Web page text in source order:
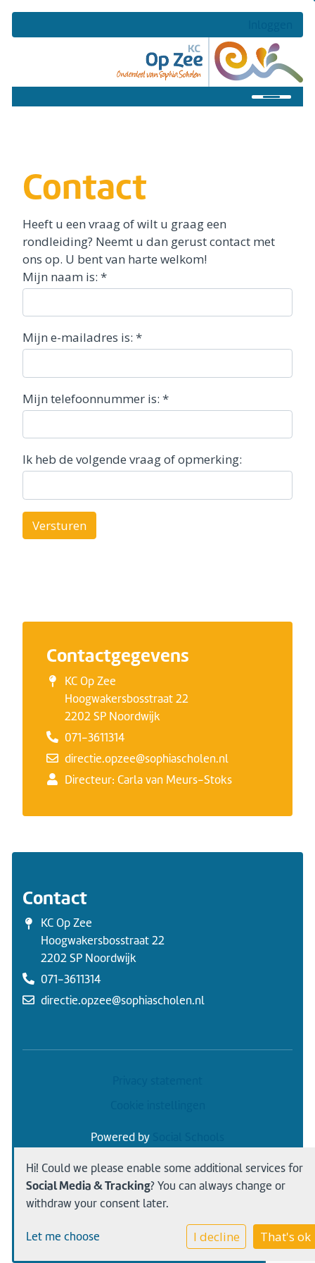
Home
Praktisch
Veilige school
Ouders
Contact
Contact
Heeft u een vraag of wilt u graag een
rondleiding? Neemt u dan gerust contact met
ons op. U bent van harte welkom!
Mijn naam is: *
Mijn e-mailadres is: *
Mijn telefoonnummer is: *
Ik heb de volgende vraag of opmerking:
Versturen
Contactgegevens
KC Op Zee
Hoogwakersbosstraat 22
2202 SP Noordwijk
071-3611314
directie.opzee@sophiascholen.nl
Directeur: Carla van Meurs-Stoks
Contact
KC Op Zee
Hoogwakersbosstraat 22
2202 SP Noordwijk
071-3611314
directie.opzee@sophiascholen.nl
Powered by
Hi! Could we please enable some additional services for
Social Media & Tracking? You can always change or
withdraw your consent later.
Let me choose I decline That's ok